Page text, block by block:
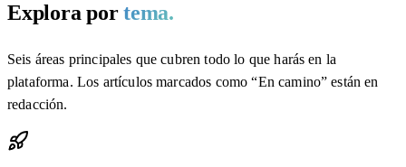
Explora portema.
Seis áreas principales que cubren todo lo que harás en la
plataforma. Los artículos marcados como “En camino” están en
redacción.